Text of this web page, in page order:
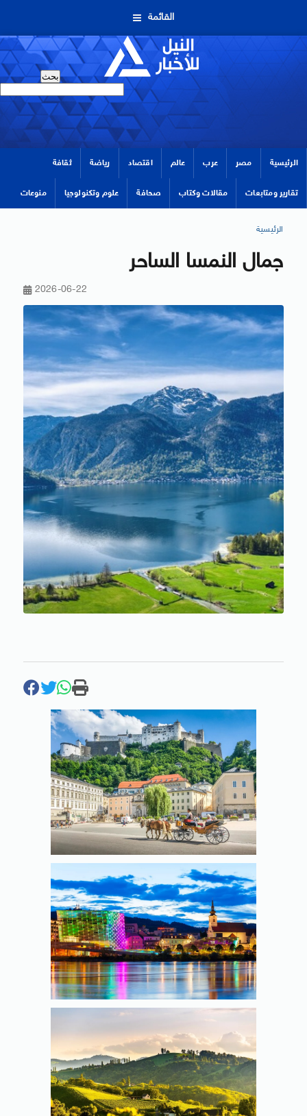
القائمة
الرئيسية مصر عرب عالم اقتصاد رياضة ثقافة
تقارير ومتابعات مقالات وكتاب صحافة علوم وتكنولوجيا منوعات
الرئيسية
جمال النمسا الساحر
2026-06-22